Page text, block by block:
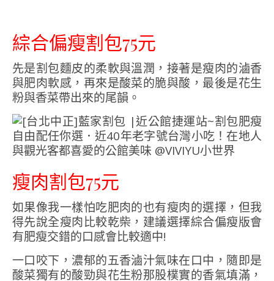
綜合偏瘦割包75元
先是割包麵皮的柔軟與溫潤，接著是瘦肉的滷香
與肥肉軟感，再來是酸菜的脆與酸，最後是花生
粉與香菜帶出來的尾韻。
瘦肉割包75元
如果像我一樣怕吃肥肉的也有瘦肉的選擇，但我
得先說全瘦肉比較乾柴，建議選擇綜合偏瘦版會
有肥瘦交錯的口感會比較適中!
一口咬下，濃郁的五香滷汁氣味在口中，隨即是
酸菜獨有的酸勁與花生粉那股樸實的香氣填滿，